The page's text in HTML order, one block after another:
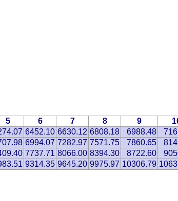
5 6 7 8 9
6452.10 6630.12 6808.18 6988.48
6994.07 7282.97 7571.75 7860.65
7737.71 8066.00 8394.30 8722.60
9314.35 9645.20 9975.97 10306.79